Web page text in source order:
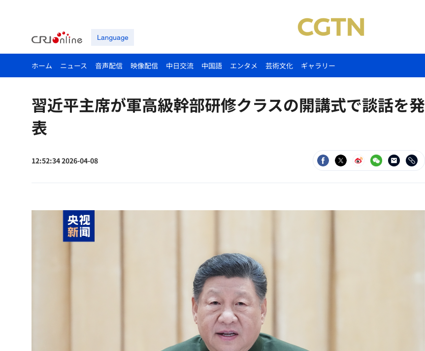
Language
ホーム ニュース 音声配信 映像配信 中日交流 中国語 エンタメ 芸術文化 ギャラリー
習近平主席が軍高級幹部研修クラスの開講式で談話を発
表
12:52:34 2026-04-08